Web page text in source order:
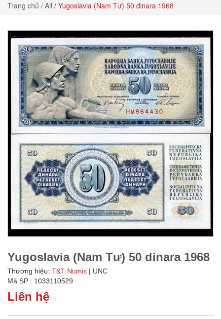
Trang chủ / All / Yugoslavia (Nam Tư) 50 dinara 1968
Yugoslavia (Nam Tư) 50 dinara 1968
Thương hiệu: T&T Numis | UNC
Mã SP : 1033110529
Liên hệ